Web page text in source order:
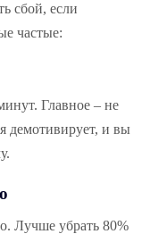
сбой, если
частые:
Главное – не
демотивирует, и вы
Лучше убрать 80%